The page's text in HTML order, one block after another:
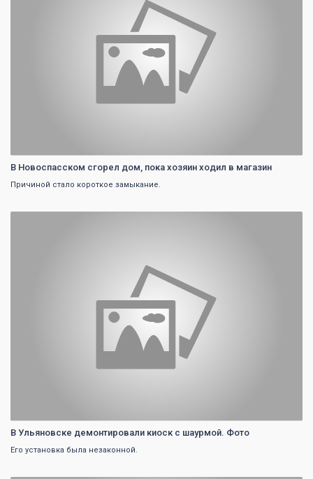
В Новоспасском сгорел дом, пока хозяин ходил в магазин
Причиной стало короткое замыкание.
В Ульяновске демонтировали киоск с шаурмой. Фото
Его установка была незаконной.